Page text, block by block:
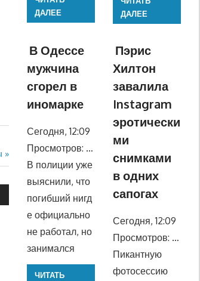
ДАЛЕЕ
ДАЛЕЕ
В Одессе
мужчина
сгорел в
иномарке
Сегодня, 12:09
Просмотров: …
В полиции уже
выяснили, что
погибший нигд
е официально
не работал, но
занимался
ЧИТАТЬ
Пэрис
Хилтон
завалила
Instagram
эротически
ми
снимками
в одних
сапогах
Сегодня, 12:09
Просмотров: …
Пикантную
фотосессию